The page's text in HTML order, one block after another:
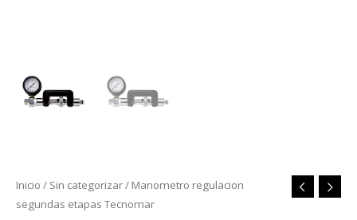
Inicio / Sin categorizar/ Manometro regulacion
segundas etapas Tecnomar